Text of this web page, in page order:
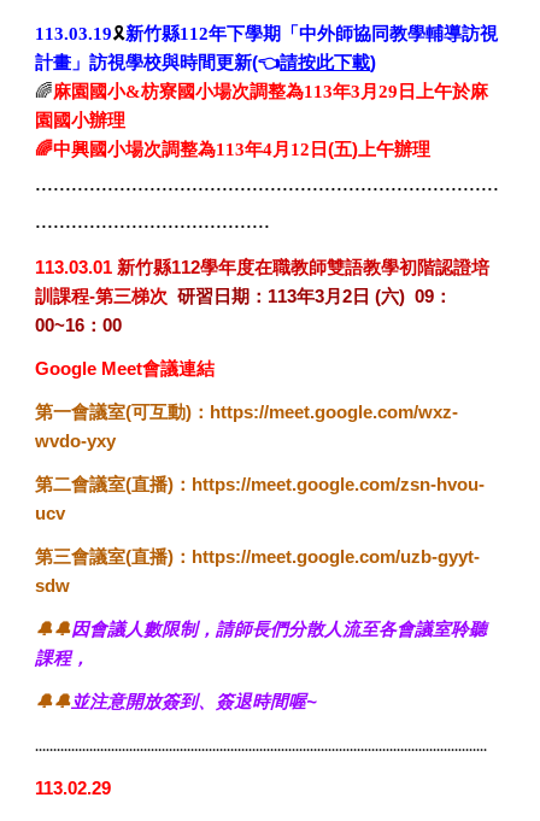
113.03.19🎗️新竹縣112年下學期「中外師協同教學輔導訪視
計畫」訪視學校與時間更新(👈請按此下載)
🌈麻園國小&枋寮國小場次調整為113年3 月29 日上午於麻
園國小辦理
🌈中興國小場次調整為113年4月 12 日(五)上午辦理
.............................................................................
.......................................
113.03.01 新竹縣112學年度在職教師雙語教學初階認證培
訓課程-第三梯次 研習日期：113年3月2日 (六) 09：
00~16：00
Google Meet會議連結
第一會議室(可互動)：https://meet.google.com/wxz-
wvdo-yxy
第二會議室(直播)：https://meet.google.com/zsn-hvou-
ucv
第三會議室(直播)：https://meet.google.com/uzb-gyyt-
sdw
🔔🔔因會議人數限制，請師長們分散人流至各會議室聆聽
課程，
🔔🔔並注意開放簽到、簽退時間喔~
.............................................................................................................................
113.02.29